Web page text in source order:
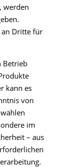
werden
an Dritte für
Betrieb
kann es
von
im
– aus